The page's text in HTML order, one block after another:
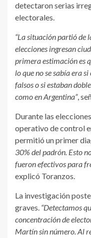
detectaron serias
electorales.
“La situación partió de
elecciones ingresan
primera estimación es
lo que no se sabía era
falsos o si estaban
como en Argentina”,
Durante las
operativo de control
permitió un primer
30% del padrón. Esto
fueron efectivos para
explicó Toranzos.
La investigación
graves. “Detectamos
concentración de
Martín sin número. Al